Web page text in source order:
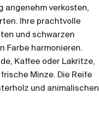
angenehm verkosten,
Ihre prachtvolle
und schwarzen
Farbe harmonieren.
Kaffee oder Lakritze,
Minze. Die Reife
und animalischen